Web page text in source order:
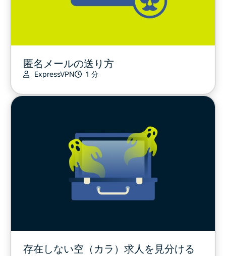
匿名メールの送り方
ExpressVPN 1 分
存在しない空（カラ）求人を見分ける